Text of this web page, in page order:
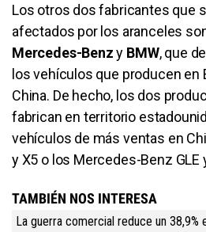
Los otros dos fabricantes que
afectados por los aranceles
Mercedes-Benzy BMW, que
los vehículos que producen en
China. De hecho, los dos
fabrican en territorio
vehículos de más ventas en
y X5 o los Mercedes-Benz GLE
TAMBIÉN NOS INTERESA
La guerra comercial reduce un 38,9%